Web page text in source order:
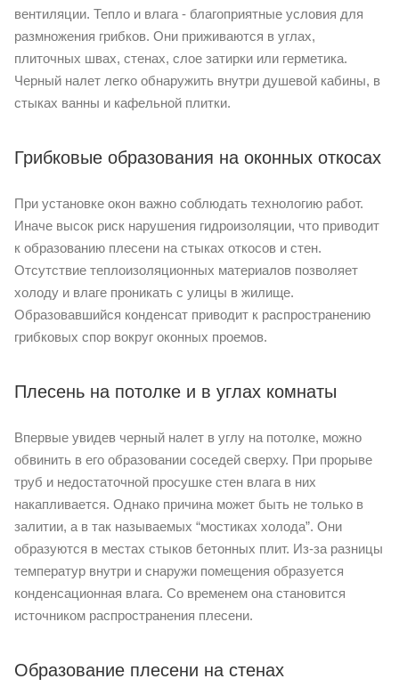
вентиляции. Тепло и влага - благоприятные условия для
размножения грибков. Они приживаются в углах,
плиточных швах, стенах, слое затирки или герметика.
Черный налет легко обнаружить внутри душевой кабины, в
стыках ванны и кафельной плитки.
Грибковые образования на оконных откосах
При установке окон важно соблюдать технологию работ.
Иначе высок риск нарушения гидроизоляции, что приводит
к образованию плесени на стыках откосов и стен.
Отсутствие теплоизоляционных материалов позволяет
холоду и влаге проникать с улицы в жилище.
Образовавшийся конденсат приводит к распространению
грибковых спор вокруг оконных проемов.
Плесень на потолке и в углах комнаты
Впервые увидев черный налет в углу на потолке, можно
обвинить в его образовании соседей сверху. При прорыве
труб и недостаточной просушке стен влага в них
накапливается. Однако причина может быть не только в
залитии, а в так называемых “мостиках холода”. Они
образуются в местах стыков бетонных плит. Из-за разницы
температур внутри и снаружи помещения образуется
конденсационная влага. Со временем она становится
источником распространения плесени.
Образование плесени на стенах